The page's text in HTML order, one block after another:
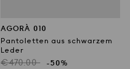
AGORÀ 010
Pantoletten aus schwarzem
Leder
Regulärer
€470.00 -50%